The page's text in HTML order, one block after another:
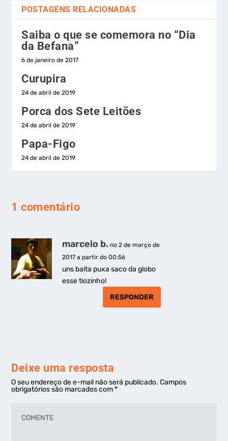
POSTAGENS RELACIONADAS
Saiba o que se comemora no “Dia
da Befana”
6 de janeiro de 2017
Curupira
24 de abril de 2019
Porca dos Sete Leitões
24 de abril de 2019
Papa-Figo
24 de abril de 2019
1 comentário
marcelo b. no 2 de março de
2017 a partir do 00:56
uns baita puxa saco da globo
esse tiozinho!
RESPONDER
Deixe uma resposta
O seu endereço de e-mail não será publicado. Campos
obrigatórios são marcados com*